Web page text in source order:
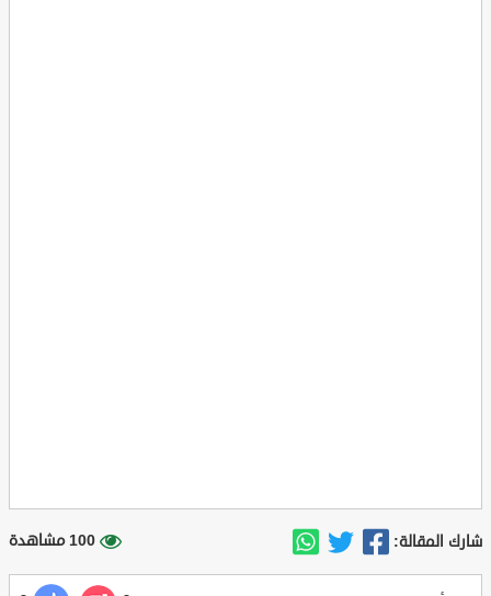
شارك المقالة: 100 مشاهدة